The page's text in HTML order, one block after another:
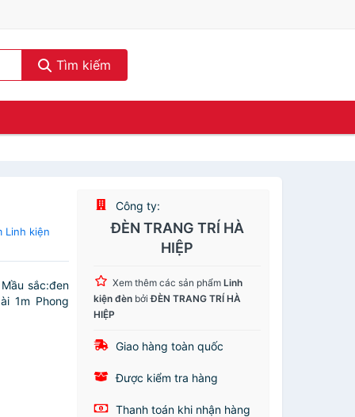
Tìm kiếm
Linh kiện
sắc:đen
1m Phong
Công ty:
ĐÈN TRANG TRÍ HÀ
HIỆP
Xem thêm các sản phẩmLinh
kiện đèn bởiĐÈN TRANG TRÍ HÀ
HIỆP
Giao hàng toàn quốc
Được kiểm tra hàng
Thanh toán khi nhận hàng